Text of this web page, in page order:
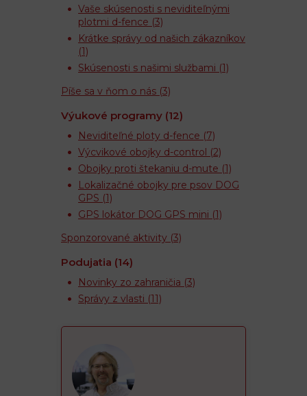
Vaše skúsenosti s neviditeľnými
plotmi d-fence (3)
Krátke správy od našich zákazníkov
(1)
Skúsenosti s našimi službami (1)
Píše sa v ňom o nás (3)
Výukové programy (12)
Neviditeľné ploty d-fence (7)
Výcvikové obojky d-control (2)
Obojky proti štekaniu d-mute (1)
Lokalizačné obojky pre psov DOG
GPS (1)
GPS lokátor DOG GPS mini (1)
Sponzorované aktivity (3)
Podujatia (14)
Novinky zo zahraničia (3)
Správy z vlasti (11)